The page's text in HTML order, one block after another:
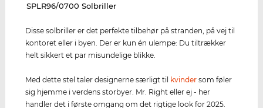
‌SPLR96/0700 Solbriller
Disse solbriller er det perfekte tilbehør på stranden, på vej til
kontoret eller i byen. Der er kun én ulempe: Du tiltrækker
helt sikkert et par misundelige blikke.
Med dette stel taler designerne særligt til kvinder som føler
sig hjemme i verdens storbyer. Mr. Right eller ej - her
handler det i første omgang om det rigtige look for 2025.